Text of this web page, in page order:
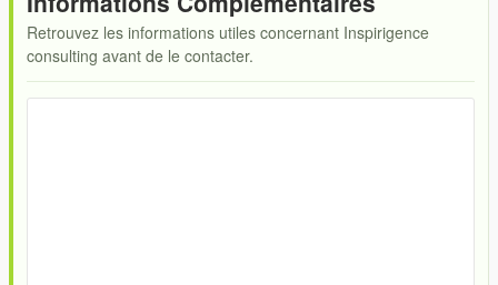
Retrouvez les informations utiles concernant Inspirigence
consulting avant de le contacter.